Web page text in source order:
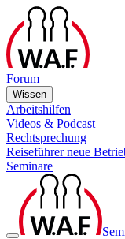
Forum
Wissen
Arbeitshilfen
Videos & Podcast
Rechtsprechung
Reiseführer neue
Seminare